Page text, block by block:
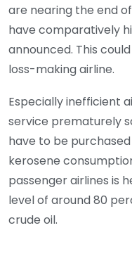
are nearing the end
have comparatively
announced. This
loss-making airline.
Especially inefficient
service prematurely
have to be
kerosene
passenger airlines is
level of around 80
crude oil.